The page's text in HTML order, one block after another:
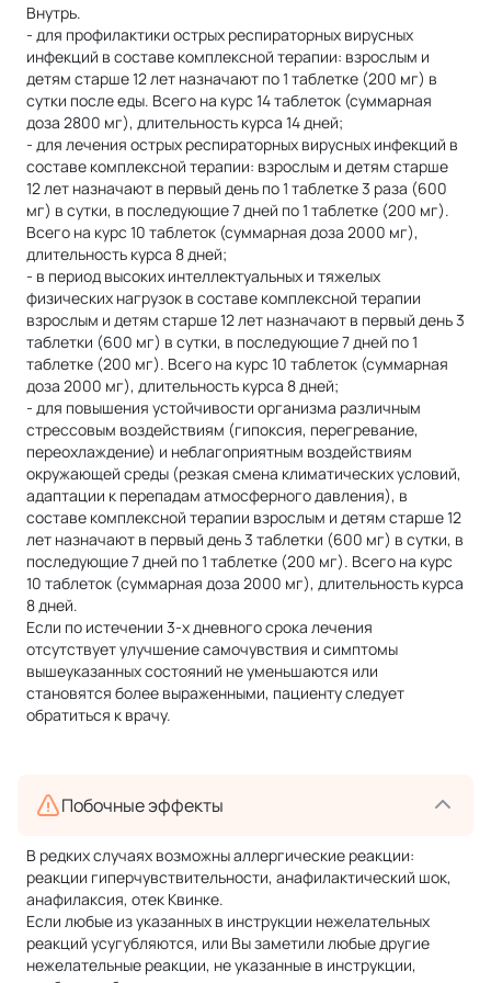
Внутрь.
- для профилактики острых респираторных вирусных
инфекций в составе комплексной терапии: взрослым и
детям старше 12 лет назначают по 1 таблетке (200 мг) в
сутки после еды. Всего на курс 14 таблеток (суммарная
доза 2800 мг), длительность курса 14 дней;
- для лечения острых респираторных вирусных инфекций в
составе комплексной терапии: взрослым и детям старше
12 лет назначают в первый день по 1 таблетке 3 раза (600
мг) в сутки, в последующие 7 дней по 1 таблетке (200 мг).
Всего на курс 10 таблеток (суммарная доза 2000 мг),
длительность курса 8 дней;
- в период высоких интеллектуальных и тяжелых
физических нагрузок в составе комплексной терапии
взрослым и детям старше 12 лет назначают в первый день 3
таблетки (600 мг) в сутки, в последующие 7 дней по 1
таблетке (200 мг). Всего на курс 10 таблеток (суммарная
доза 2000 мг), длительность курса 8 дней;
- для повышения устойчивости организма различным
стрессовым воздействиям (гипоксия, перегревание,
переохлаждение) и неблагоприятным воздействиям
окружающей среды (резкая смена климатических условий,
адаптации к перепадам атмосферного давления), в
составе комплексной терапии взрослым и детям старше 12
лет назначают в первый день 3 таблетки (600 мг) в сутки, в
последующие 7 дней по 1 таблетке (200 мг). Всего на курс
10 таблеток (суммарная доза 2000 мг), длительность курса
8 дней.
Если по истечении 3-х дневного срока лечения
отсутствует улучшение самочувствия и симптомы
вышеуказанных состояний не уменьшаются или
становятся более выраженными, пациенту следует
обратиться к врачу.
Побочные эффекты
В редких случаях возможны аллергические реакции:
реакции гиперчувствительности, анафилактический шок,
анафилаксия, отек Квинке.
Если любые из указанных в инструкции нежелательных
реакций усугубляются, или Вы заметили любые другие
нежелательные реакции, не указанные в инструкции,